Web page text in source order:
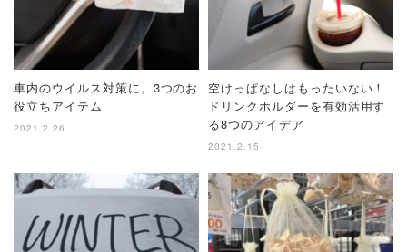
車内のウイルス対策に。3つのお
役立ちアイテム
2021.2.26
空けっぱなしはもったいない！
ドリンクホルダーを有効活用す
る8つのアイデア
2021.2.15